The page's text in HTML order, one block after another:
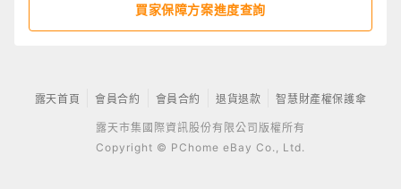
買家保障方案進度查詢
露天首頁 會員合約 會員合約 退貨退款 智慧財產權保護傘
露天市集國際資訊股份有限公司版權所有
Copyright © PChome eBay Co., Ltd.